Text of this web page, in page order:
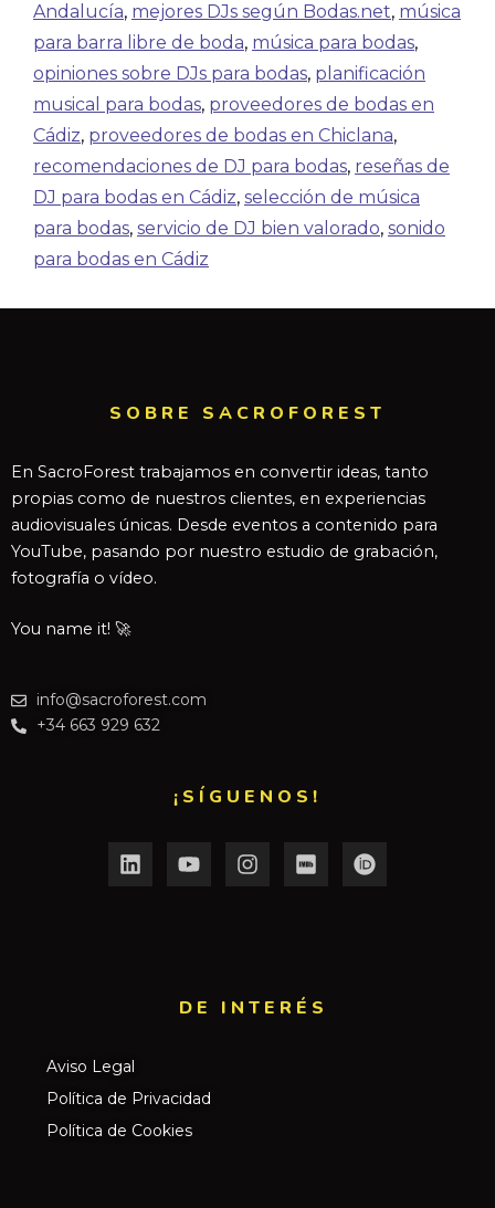
Andalucía, mejores DJs según Bodas.net, música
para barra libre de boda, música para bodas,
opiniones sobre DJs para bodas, planificación
musical para bodas, proveedores de bodas en
Cádiz, proveedores de bodas en Chiclana,
recomendaciones de DJ para bodas, reseñas de
DJ para bodas en Cádiz, selección de música
para bodas, servicio de DJ bien valorado, sonido
para bodas en Cádiz
SOBRE SACROFOREST
En SacroForest trabajamos en convertir ideas, tanto
propias como de nuestros clientes, en experiencias
audiovisuales únicas. Desde eventos a contenido para
YouTube, pasando por nuestro estudio de grabación,
fotografía o vídeo.
You name it! 🚀
info@sacroforest.com
+34 663 929 632
¡SÍGUENOS!
DE INTERÉS​
Aviso Legal
Política de Privacidad
Política de Cookies